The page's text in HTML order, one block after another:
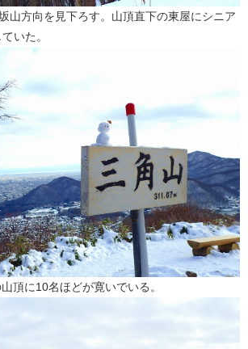
山方向を見下ろす。山頂直下の東屋にシニア
いた。
頂に10名ほどが寛いでいる。